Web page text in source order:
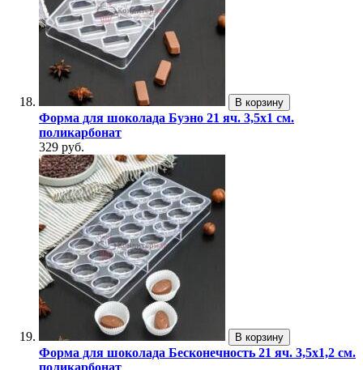
В корзину
Форма для шоколада Буэно 21 яч. 3,5х1 см.
поликарбонат
329 руб.
В корзину
Форма для шоколада Бесконечность 21 яч. 3,5х1,2 см.